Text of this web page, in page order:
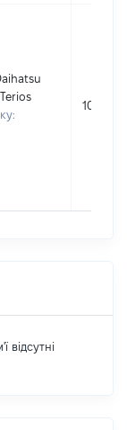
Terios
105000
відсутні